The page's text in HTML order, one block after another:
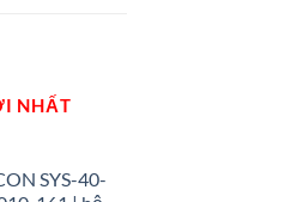
NHẤT
SYS-40-